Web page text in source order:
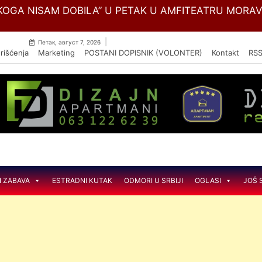
Skip
NISAM DOBILA” U PETAK U AMFITEATRU
Петак, август 7, 2026
Marketing POSTANI DOPISNIK (VOLONTER) Kontakt RSS
ZABAVA ESTRADNI KUTAK ODMORI U SRBIJI OGLASI JOŠ